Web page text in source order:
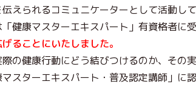
えられるコミュニケーターとして活動し
健康マスターエキスパート」有資格者に
ることにいたしました。
の健康行動にどう結びつけるのか、その
スターエキスパート・普及認定講師」に